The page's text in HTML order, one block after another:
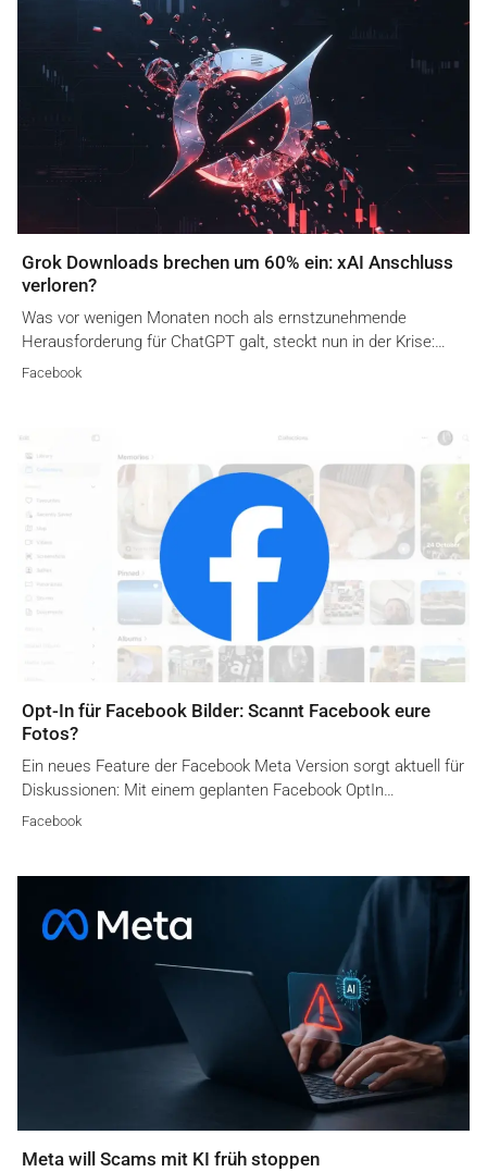
Grok Downloads brechen um 60% ein: xAI Anschluss
verloren?
Was vor wenigen Monaten noch als ernstzunehmende
Herausforderung für ChatGPT galt, steckt nun in der Krise:…
Facebook
Opt-In für Facebook Bilder: Scannt Facebook eure
Fotos?
Ein neues Feature der Facebook Meta Version sorgt aktuell für
Diskussionen: Mit einem geplanten Facebook OptIn…
Facebook
Meta will Scams mit KI früh stoppen